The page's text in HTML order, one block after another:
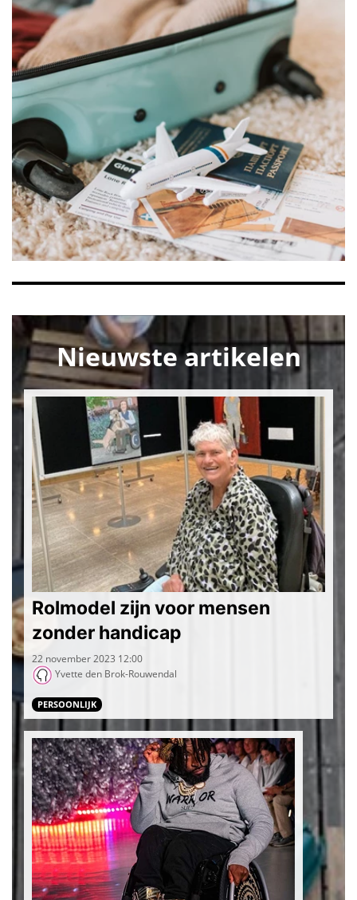
Nieuwste artikelen
Rolmodel zijn voor mensen
zonder handicap
22 november 2023 12:00
Yvette den Brok-Rouwendal
PERSOONLIJK